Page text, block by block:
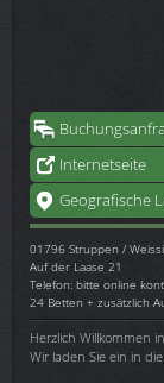
Internetseite
Geografische
01796 Struppen /
Auf der Laase 21
Telefon: bitte online
24 Betten + zusätzlich
Herzlich Willkommen
Wir laden Sie ein in